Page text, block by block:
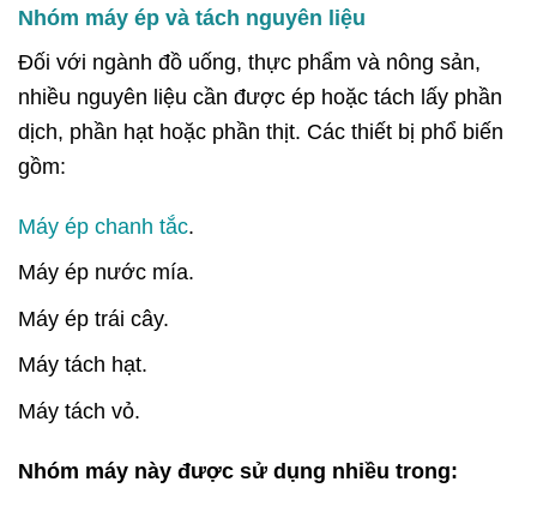
Nhóm máy ép và tách nguyên liệu
Đối với ngành đồ uống, thực phẩm và nông sản,
nhiều nguyên liệu cần được ép hoặc tách lấy phần
dịch, phần hạt hoặc phần thịt. Các thiết bị phổ biến
gồm:
Máy ép chanh tắc.
Máy ép nước mía.
Máy ép trái cây.
Máy tách hạt.
Máy tách vỏ.
Nhóm máy này được sử dụng nhiều trong: